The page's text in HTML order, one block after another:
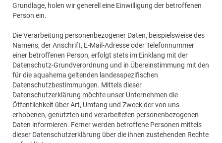
Grundlage, holen wir generell eine Einwilligung der betroffenen
Person ein.
Die Verarbeitung personenbezogener Daten, beispielsweise des
Namens, der Anschrift, E-Mail-Adresse oder Telefonnummer
einer betroffenen Person, erfolgt stets im Einklang mit der
Datenschutz-Grundverordnung und in Übereinstimmung mit den
für die aquahema geltenden landesspezifischen
Datenschutzbestimmungen. Mittels dieser
Datenschutzerklärung möchte unser Unternehmen die
Öffentlichkeit über Art, Umfang und Zweck der von uns
erhobenen, genutzten und verarbeiteten personenbezogenen
Daten informieren. Ferner werden betroffene Personen mittels
dieser Datenschutzerklärung über die ihnen zustehenden Rechte